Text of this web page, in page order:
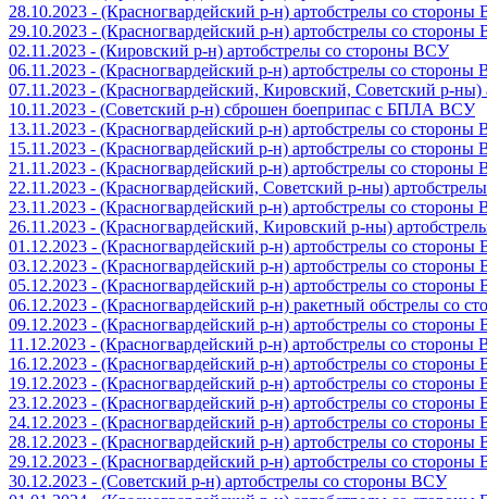
28.10.2023 - (Красногвардейский р-н) артобстрелы со
29.10.2023 - (Красногвардейский р-н) артобстрелы со
02.11.2023 - (Кировский р-н) артобстрелы со стороны ВСУ
06.11.2023 - (Красногвардейский р-н) артобстрелы со стороны
07.11.2023 - (Красногвардейский, Кировский, Советский р-
10.11.2023 - (Советский р-н) сброшен боеприпас с БПЛА ВСУ
13.11.2023 - (Красногвардейский р-н) артобстрелы со стороны
15.11.2023 - (Красногвардейский р-н) артобстрелы со стороны
21.11.2023 - (Красногвардейский р-н) артобстрелы со стороны
22.11.2023 - (Красногвардейский, Советский р-ны)
23.11.2023 - (Красногвардейский р-н) артобстрелы со стороны
26.11.2023 - (Красногвардейский, Кировский р-ны)
01.12.2023 - (Красногвардейский р-н) артобстрелы со
03.12.2023 - (Красногвардейский р-н) артобстрелы со
05.12.2023 - (Красногвардейский р-н) артобстрелы со
06.12.2023 - (Красногвардейский р-н) ракетный обстрелы со
09.12.2023 - (Красногвардейский р-н) артобстрелы со
11.12.2023 - (Красногвардейский р-н) артобстрелы со стороны
16.12.2023 - (Красногвардейский р-н) артобстрелы со
19.12.2023 - (Красногвардейский р-н) артобстрелы со
23.12.2023 - (Красногвардейский р-н) артобстрелы со
24.12.2023 - (Красногвардейский р-н) артобстрелы со
28.12.2023 - (Красногвардейский р-н) артобстрелы со
29.12.2023 - (Красногвардейский р-н) артобстрелы со
30.12.2023 - (Советский р-н) артобстрелы со стороны ВСУ